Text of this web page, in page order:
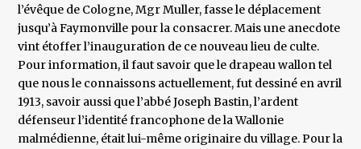
l’évêque de Cologne, Mgr Muller, fasse le déplacement
jusqu’à Faymonville pour la consacrer. Mais une anecdote
vint étoffer l’inauguration de ce nouveau lieu de culte.
Pour information, il faut savoir que le drapeau wallon tel
que nous le connaissons actuellement, fut dessiné en avril
1913, savoir aussi que l’abbé Joseph Bastin, l’ardent
défenseur l’identité francophone de la Wallonie
malmédienne, était lui-même originaire du village. Pour la